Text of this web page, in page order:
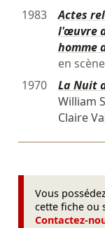
1983
Actes
l'œuvre
homme
en scène
1970
La Nuit
William
Claire
Vous
cette fiche ou
Contactez-